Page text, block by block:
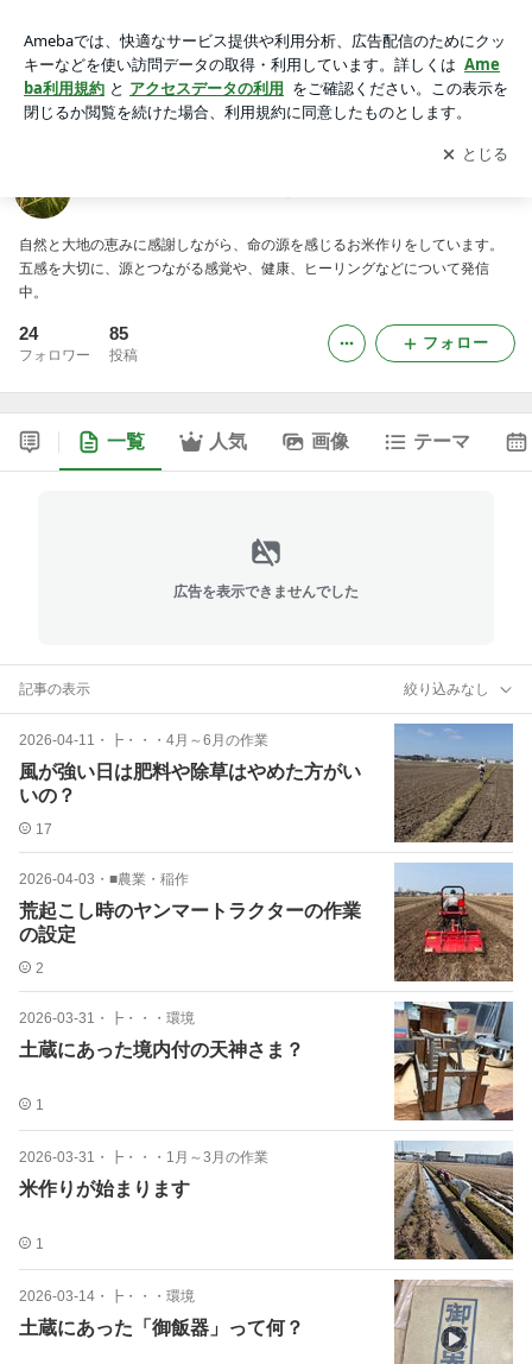
アプリをダウンロードして ブログの更新通知
を受け取りまし
ょう。
開く
自然と大地の恵みに感謝しながら、命の源を感じるお米作りをしています。
五感を大切に、源とつながる感覚や、健康、ヒーリングなどについて発信
中。
24
フォロワー
85
投稿
フォロー
一覧 人気 画像 テーマ
広告を表示できませんでした
記事の表示 絞り込みなし
2026-04-11 ・ ┣・・・4月～6月の作業
風が強い日は肥料や除草はやめた方がい
いの？
17
2026-04-03 ・ ■農業・稲作
荒起こし時のヤンマートラクターの作業
の設定
2
2026-03-31 ・ ┣・・・環境
土蔵にあった境内付の天神さま？
1
2026-03-31 ・ ┣・・・1月～3月の作業
米作りが始まります
1
2026-03-14 ・ ┣・・・環境
土蔵にあった「御飯器」って何？